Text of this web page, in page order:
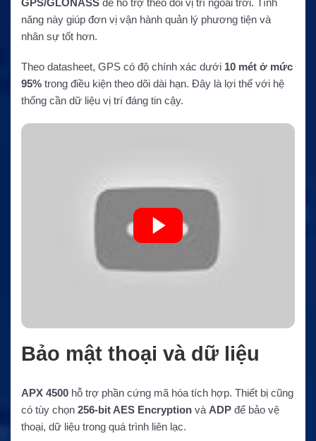
năng này giúp đơn vị vận hành quản lý phương tiện và
nhân sự tốt hơn.
Theo datasheet, GPS có độ chính xác dưới 10 mét ở mức
95% trong điều kiện theo dõi dài hạn. Đây là lợi thế với hệ
thống cần dữ liệu vị trí đáng tin cậy.
Bảo mật thoại và dữ liệu
APX 4500 hỗ trợ phần cứng mã hóa tích hợp. Thiết bị cũng
có tùy chọn 256-bit AES Encryption và ADP để bảo vệ
thoại, dữ liệu trong quá trình liên lạc.